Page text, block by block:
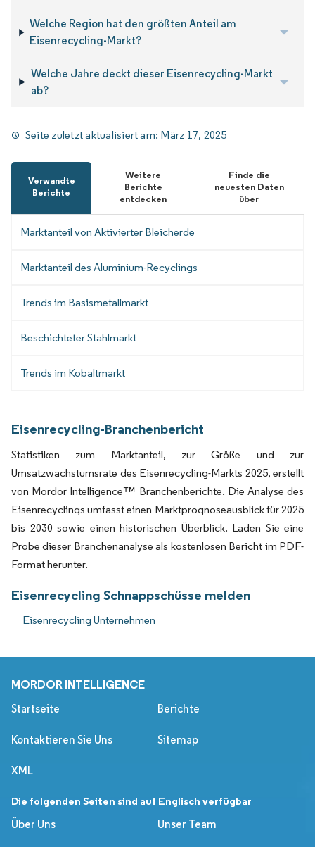
Welche Region hat den größten Anteil am
Eisenrecycling-Markt?
Welche Jahre deckt dieser Eisenrecycling-Markt
ab?
Seite zuletzt aktualisiert am: März 17, 2025
Verwandte
Berichte
Weitere
Berichte
entdecken
Finde die
neuesten Daten
über
Marktanteil von Aktivierter Bleicherde
Marktanteil des Aluminium-Recyclings
Trends im Basismetallmarkt
Beschichteter Stahlmarkt
Trends im Kobaltmarkt
Eisenrecycling-Branchenbericht
Statistiken zum Marktanteil, zur Größe und zur
Umsatzwachstumsrate des Eisenrecycling-Markts 2025, erstellt
von Mordor Intelligence™ Branchenberichte. Die Analyse des
Eisenrecyclings umfasst einen Marktprognoseausblick für 2025
bis 2030 sowie einen historischen Überblick. Laden Sie eine
Probe dieser Branchenanalyse als kostenlosen Bericht im PDF-
Format herunter.
Eisenrecycling Schnappschüsse melden
Eisenrecycling Unternehmen
MORDOR INTELLIGENCE
Startseite Berichte
Kontaktieren Sie Uns Sitemap
XML
Die folgenden Seiten sind auf Englisch verfügbar
Über Uns
Unser Team